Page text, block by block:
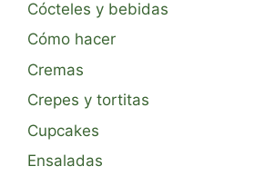
Cócteles y bebidas
Cómo hacer
Cremas
Crepes y tortitas
Cupcakes
Ensaladas